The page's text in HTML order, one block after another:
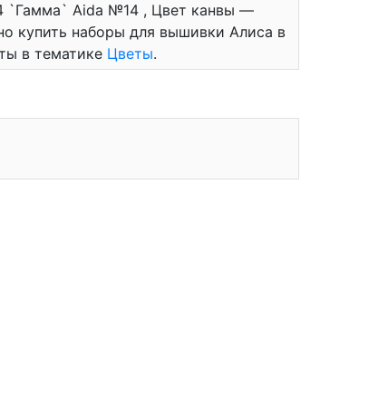
`Гамма` Aida №14 , Цвет канвы —
купить наборы для вышивки Алиса в
в тематике Цветы.